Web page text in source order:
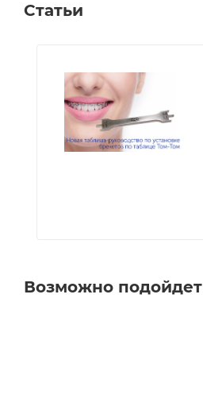
Статьи
Возможно подойдет